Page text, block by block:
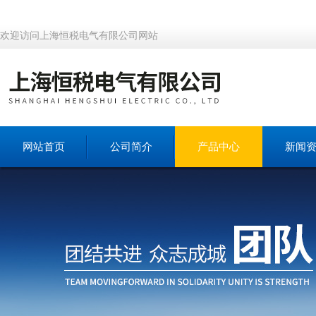
欢迎访问上海恒税电气有限公司网站
网站首页 公司简介 产品中心 新闻